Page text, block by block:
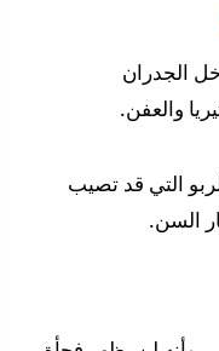
الجدران
والعفن.
التي قد تصيب
السن.